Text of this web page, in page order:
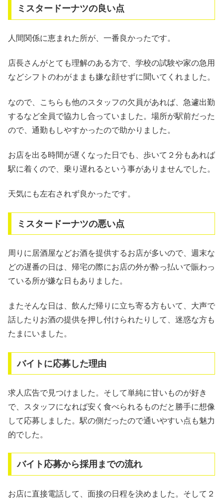
ミスタードーナツの良い点
人間関係に恵まれた所が、一番良かったです。
店長さんがとても理解のある方で、学校の試験や家の急用
などシフトのわがままも嫌な顔せずに聞いてくれました。
なので、こちらも他のスタッフの欠員があれば、急遽出勤
するなど全員で協力し合っていました。場所が駅前だった
ので、通勤もしやすかったので助かりました。
お店を出る時間が遅くなった日でも、歩いて２分もあれば
駅に着くので、乗り遅れるという事がありませんでした。
天気にも左右されず良かったです。
ミスタードーナツの悪い点
周りに居酒屋などお酒を提供するお店が多いので、週末な
どの遅番の日は、帰宅の際にお店の外が酔っ払いで賑わっ
ている所が嫌な日もありました。
またそんな日は、飲んだ帰りに立ち寄る方もいて、大声で
話したりお酒の提供を押し付けられたりして、迷惑な方も
たまにいました。
バイトに応募した理由
求人広告で見つけました。そして単純に甘いものが好き
で、スタッフになれば安く食べられるものだと勝手に想像
して応募しました。駅の側だったので通いやすい点も魅力
的でした。
バイト応募から採用までの流れ
お店に直接電話して、面接の日程を決めました。そして２